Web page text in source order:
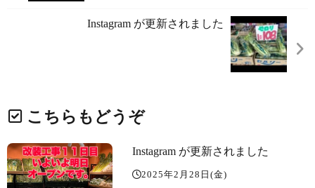
Instagram が更新されました
こちらもどうぞ
Instagram が更新されました
2025年2月28日(金)